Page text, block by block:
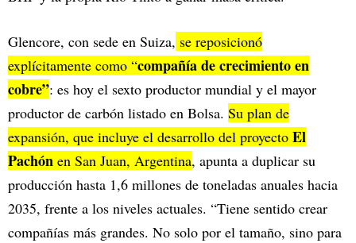
Glencore, con sede en Suiza, se reposicionó
explícitamente como “compañía de crecimiento en
cobre”: es hoy el sexto productor mundial y el mayor
productor de carbón listado en Bolsa. Su plan de
expansión, que incluye el desarrollo del proyecto El
Pachón en San Juan, Argentina, apunta a duplicar su
producción hasta 1,6 millones de toneladas anuales hacia
2035, frente a los niveles actuales. “Tiene sentido crear
compañías más grandes. No solo por el tamaño, sino para